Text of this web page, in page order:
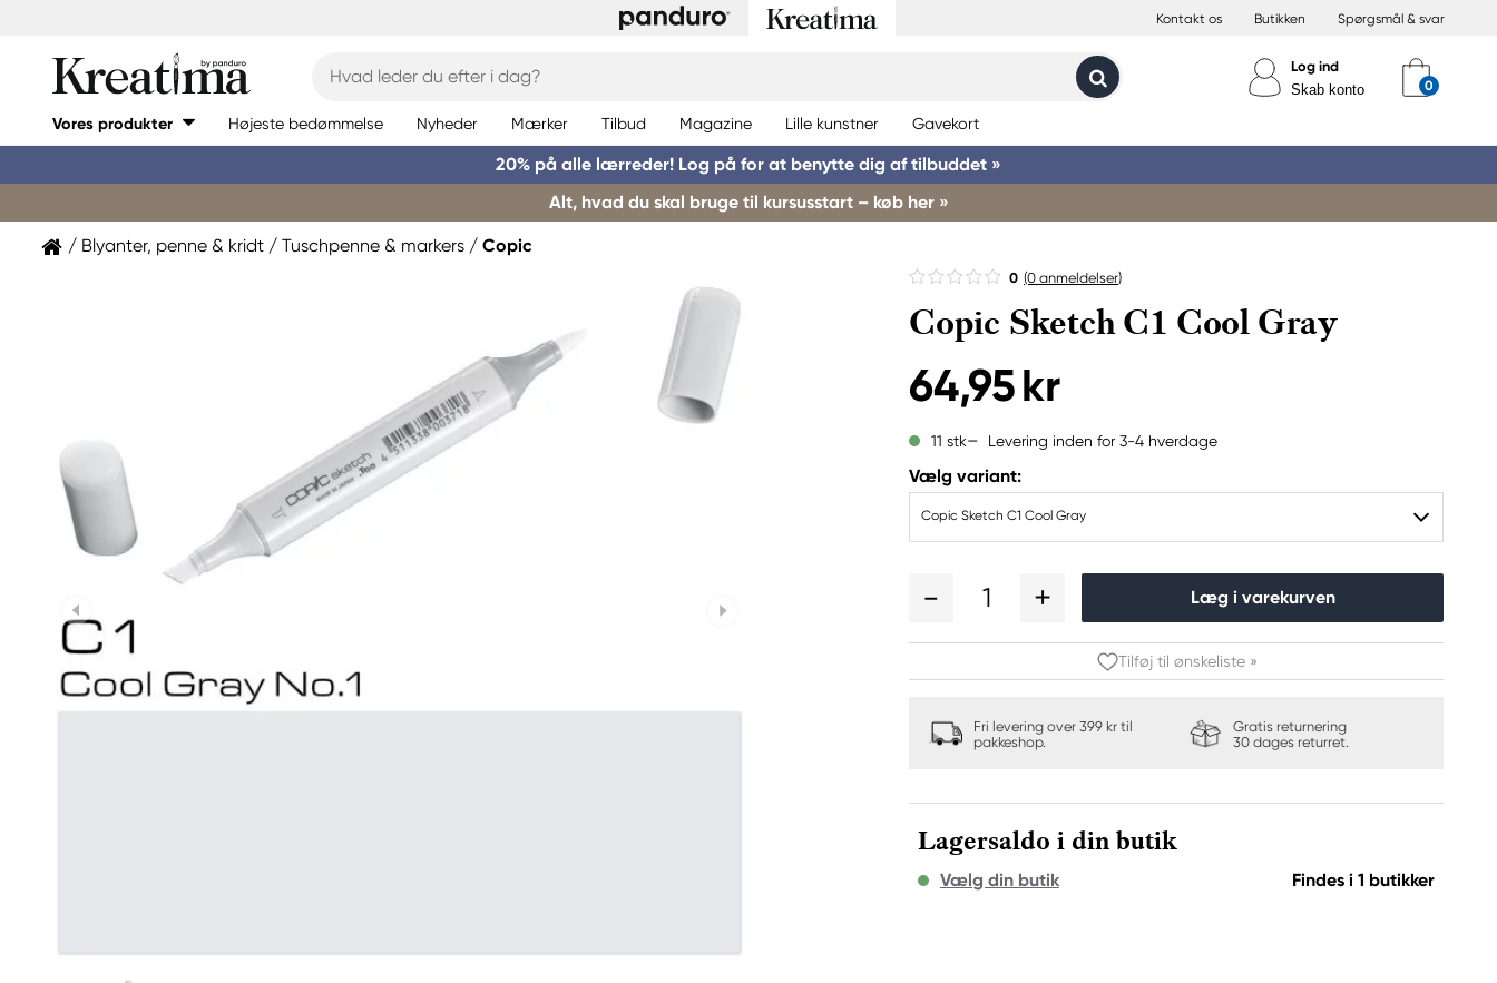
Kontakt os Butikken Spørgsmål & svar
Log ind
Skab konto
Vores produkter Højeste bedømmelse Nyheder Mærker Tilbud Magazine Lille kunstner Gavekort
20% på alle lærreder! Log på for at benytte dig af tilbuddet »
Alt, hvad du skal bruge til kursusstart – køb her »
Blyanter, penne & kridt Tuschpenne & markers Copic
0 (0 anmeldelser)
Copic Sketch C1 Cool Gray
64,95 kr
11 stk Levering inden for 3-4 hverdage
Vælg variant:
Copic Sketch C1 Cool Gray
1 Læg i varekurven
Tilføj til ønskeliste »
Fri levering over 399 kr til
pakkeshop.
Gratis returnering
30 dages returret.
Lagersaldo i din butik
Vælg din butik Findes i 1 butikker